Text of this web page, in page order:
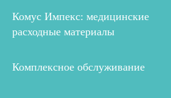
Комус Импекс: медицинские
расходные материалы
Комплексное обслуживание